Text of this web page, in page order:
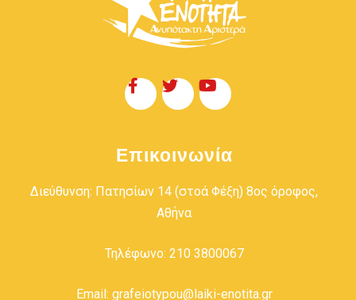
Επικοινωνία
Διεύθυνση: Πατησίων 14 (στοά Φέξη) 8ος όροφος,
Αθήνα
Τηλέφωνο: 210 3800067
Email: grafeiotypou@laiki-enotita.gr